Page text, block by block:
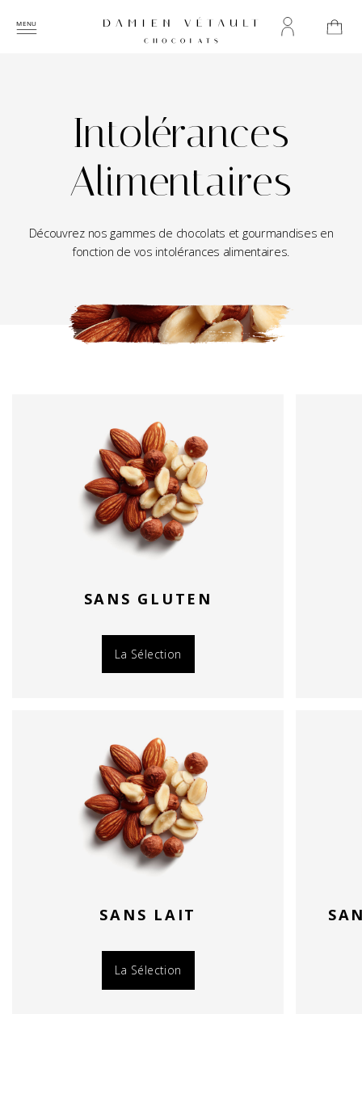
Intolérances
Alimentaires
Découvrez nos gammes de chocolats et gourmandises en
fonction de vos intolérances alimentaires.
SANS GLUTEN
La Sélection
SANS LAIT
La Sélection